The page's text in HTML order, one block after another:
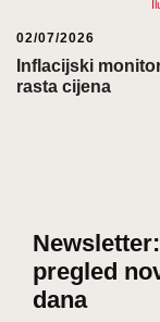
02/07/2026
Inflacijski
rasta cijena
pregled
dana